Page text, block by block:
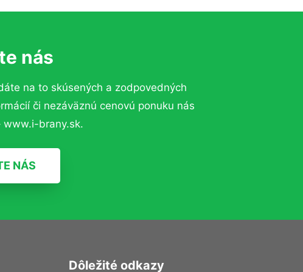
nás
na to skúsených a zodpovedných
či nezáväznú cenovú ponuku nás
www.i-brany.sk.
NÁS
Dôležité odkazy